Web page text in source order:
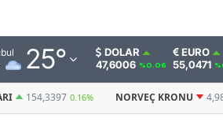
25°
DOLAR
47,6006 %0.06
EURO
55,0471
KRONU 4,9872 -0.12% BITCOIN (USDT)